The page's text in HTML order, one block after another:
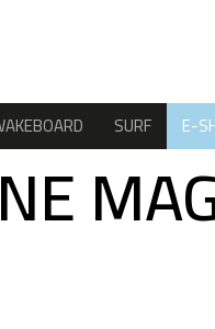
SURF E-